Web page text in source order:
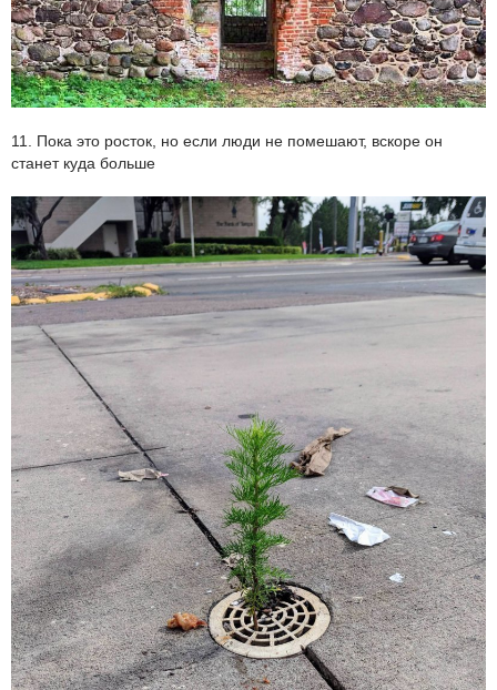
11. Пока это росток, но если люди не помешают, вскоре он
станет куда больше